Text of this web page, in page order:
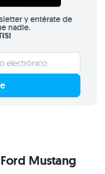
y entérate de
nadie.
Mustang